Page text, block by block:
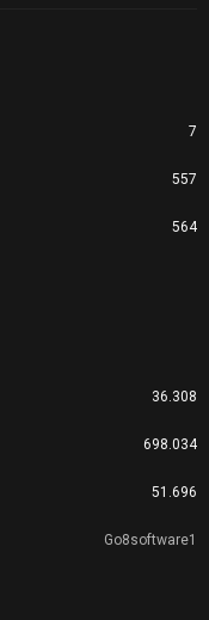
7
557
564
36.308
698.034
51.696
Go8software1